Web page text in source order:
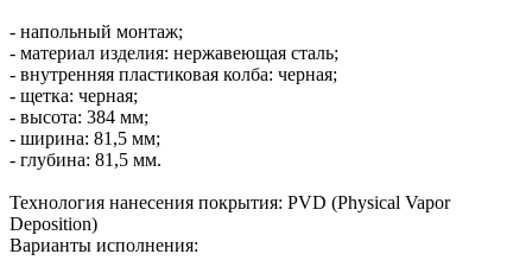
- напольный монтаж;
- материал изделия: нержавеющая сталь;
- внутренняя пластиковая колба: черная;
- щетка: черная;
- высота: 384 мм;
- ширина: 81,5 мм;
- глубина: 81,5 мм.
Технология нанесения покрытия: PVD (Physical Vapor
Deposition)
Варианты исполнения: